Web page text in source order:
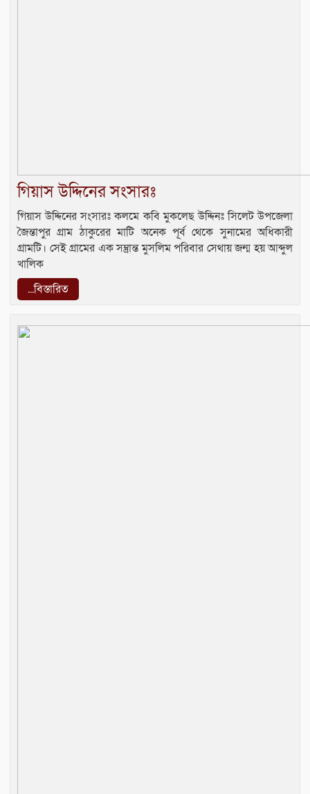
গিয়াস উদ্দিনের সংসারঃ
গিয়াস উদ্দিনের সংসারঃ কলমে কবি মুকলেছ উদ্দিনঃ সিলেট উপজেলা
জৈন্তাপুর গ্রাম ঠাকুরের মাটি অনেক পূর্ব থেকে সুনামের অধিকারী
গ্রামটি। সেই গ্রামের এক সম্ভ্রান্ত মুসলিম পরিবার সেথায় জন্ম হয় আব্দুল
খালিক
...বিস্তারিত